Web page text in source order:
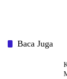
Baca Juga